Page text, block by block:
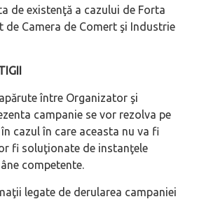
de existenţă a cazului de Forta
Camera de Comert şi Industrie
între Organizator şi
campanie se vor rezolva pe
cazul în care aceasta nu va fi
fi soluţionate de instanţele
competente.
legate de derularea campaniei